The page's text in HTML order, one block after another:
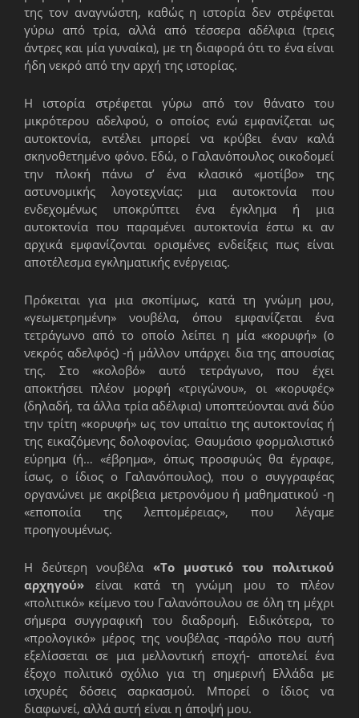
της τον αναγνώστη, καθώς η ιστορία δεν στρέφεται
γύρω από τρία, αλλά από τέσσερα αδέλφια (τρεις
άντρες και μία γυναίκα), με τη διαφορά ότι το ένα είναι
ήδη νεκρό από την αρχή της ιστορίας.
Η ιστορία στρέφεται γύρω από τον θάνατο του
μικρότερου αδελφού, ο οποίος ενώ εμφανίζεται ως
αυτοκτονία, εντέλει μπορεί να κρύβει έναν καλά
σκηνοθετημένο φόνο. Εδώ, ο Γαλανόπουλος οικοδομεί
την πλοκή πάνω σ’ ένα κλασικό «μοτίβο» της
αστυνομικής λογοτεχνίας: μια αυτοκτονία που
ενδεχομένως υποκρύπτει ένα έγκλημα ή μια
αυτοκτονία που παραμένει αυτοκτονία έστω κι αν
αρχικά εμφανίζονται ορισμένες ενδείξεις πως είναι
αποτέλεσμα εγκληματικής ενέργειας.
Πρόκειται για μια σκοπίμως, κατά τη γνώμη μου,
«γεωμετρημένη» νουβέλα, όπου εμφανίζεται ένα
τετράγωνο από το οποίο λείπει η μία «κορυφή» (ο
νεκρός αδελφός) -ή μάλλον υπάρχει δια της απουσίας
της. Στο «κολοβό» αυτό τετράγωνο, που έχει
αποκτήσει πλέον μορφή «τριγώνου», οι «κορυφές»
(δηλαδή, τα άλλα τρία αδέλφια) υποπτεύονται ανά δύο
την τρίτη «κορυφή» ως τον υπαίτιο της αυτοκτονίας ή
της εικαζόμενης δολοφονίας. Θαυμάσιο φορμαλιστικό
εύρημα (ή… «έβρημα», όπως προσφυώς θα έγραφε,
ίσως, ο ίδιος ο Γαλανόπουλος), που ο συγγραφέας
οργανώνει με ακρίβεια μετρονόμου ή μαθηματικού -η
«εποποιία της λεπτομέρειας», που λέγαμε
προηγουμένως.
Η δεύτερη νουβέλα «Το μυστικό του πολιτικού
αρχηγού» είναι κατά τη γνώμη μου το πλέον
«πολιτικό» κείμενο του Γαλανόπουλου σε όλη τη μέχρι
σήμερα συγγραφική του διαδρομή. Ειδικότερα, το
«προλογικό» μέρος της νουβέλας -παρόλο που αυτή
εξελίσσεται σε μια μελλοντική εποχή- αποτελεί ένα
έξοχο πολιτικό σχόλιο για τη σημερινή Ελλάδα με
ισχυρές δόσεις σαρκασμού. Μπορεί ο ίδιος να
διαφωνεί, αλλά αυτή είναι η άποψή μου.